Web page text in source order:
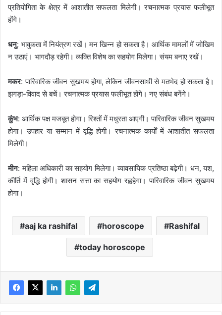
प्रतियोगिता के क्षेत्र में आशातीत सफलता मिलेगी। रचनात्मक प्रयास फलीभूत
होंगे।
धनु: भावुकता में नियंत्रण रखें। मन खिन्न हो सकता है। आर्थिक मामलों में जोखिम
न उठाएं। भागदौड़ रहेगी। व्यक्ति विशेष का सहयोग मिलेगा। संयम बनाए रखें।
मकर: पारिवारिक जीवन सुखमय होगा, लेकिन जीवनसाथी से मतभेद हो सकता है।
झगड़ा-विवाद से बचें। रचनात्मक प्रयास फलीभूत होंगे। नए संबंध बनेंगे।
कुंभ: आर्थिक पक्ष मजबूत होगा। रिश्तों में मधुरता आएगी। पारिवारिक जीवन सुखमय
होगा। उपहार या सम्मान में वृद्धि होगी। रचनात्मक कार्यों में आशातीत सफलता
मिलेगी।
मीन: महिला अधिकारी का सहयोग मिलेगा। व्यावसायिक प्रतिष्ठा बढ़ेगी। धन, यश,
कीर्ति में वृद्धि होगी। शासन सत्ता का सहयोग रह्वहेगा। पारिवारिक जीवन सुखमय
होगा।
aaj ka rashifal horoscope Rashifal
today horoscope